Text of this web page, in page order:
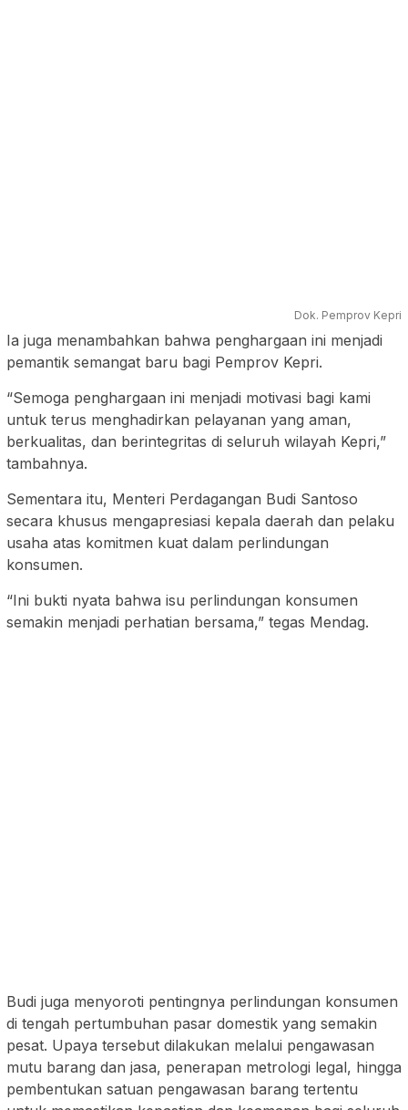
Dok. Pemprov Kepri
Ia juga menambahkan bahwa penghargaan ini menjadi
pemantik semangat baru bagi Pemprov Kepri.
“Semoga penghargaan ini menjadi motivasi bagi kami
untuk terus menghadirkan pelayanan yang aman,
berkualitas, dan berintegritas di seluruh wilayah Kepri,”
tambahnya.
Sementara itu, Menteri Perdagangan Budi Santoso
secara khusus mengapresiasi kepala daerah dan pelaku
usaha atas komitmen kuat dalam perlindungan
konsumen.
“Ini bukti nyata bahwa isu perlindungan konsumen
semakin menjadi perhatian bersama,” tegas Mendag.
Budi juga menyoroti pentingnya perlindungan konsumen
di tengah pertumbuhan pasar domestik yang semakin
pesat. Upaya tersebut dilakukan melalui pengawasan
mutu barang dan jasa, penerapan metrologi legal, hingga
pembentukan satuan pengawasan barang tertentu